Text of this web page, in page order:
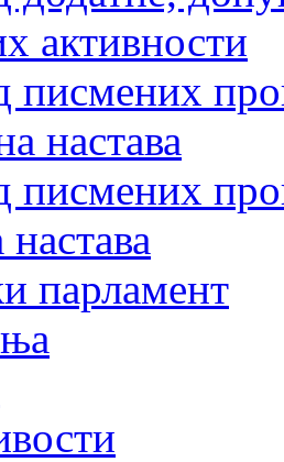
активности
писмених
настава
писмених
парламент